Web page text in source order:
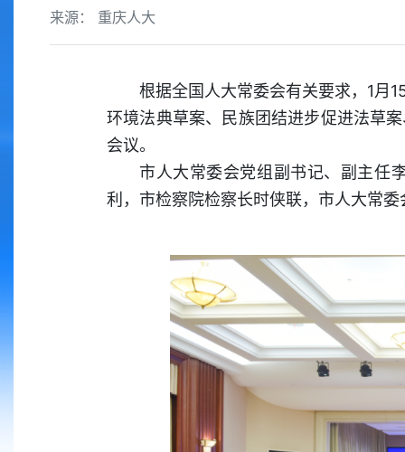
来源： 重庆人大
根据全国人大常委会有关要求，1月
环境法典草案、民族团结进步促进法草
会议。
市人大常委会党组副书记、副主任
利，市检察院检察长时侠联，市人大常